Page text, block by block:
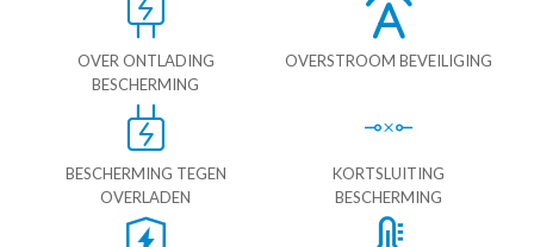
OVER ONTLADING
BESCHERMING
OVERSTROOM BEVEILIGING
BESCHERMING TEGEN
OVERLADEN
KORTSLUITING
BESCHERMING